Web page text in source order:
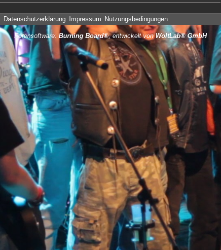
Datenschutzerklärung Impressum Nutzungsbedingungen
Forensoftware: Burning Board®, entwickelt vonWoltLab® GmbH